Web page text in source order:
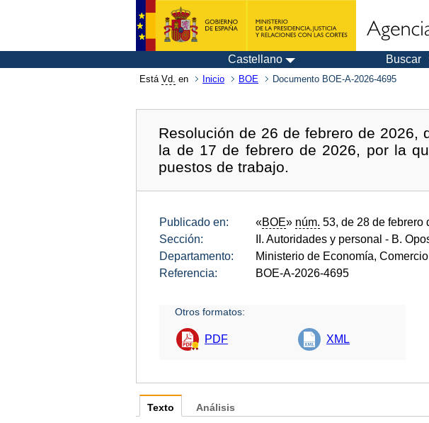
Castellano Buscar
Está Vd. en Inicio BOE Documento BOE-A-2026-4695
Resolución de 26 de febrero de 2026,
la de 17 de febrero de 2026, por la
puestos de trabajo.
Publicado en: «BOE» núm. 53, de 28 de febrero
Sección:
II. Autoridades y personal - B.
Departamento:
Ministerio de Economía,
Referencia:
BOE-A-2026-4695
Otros formatos:
PDF XML
Texto Análisis